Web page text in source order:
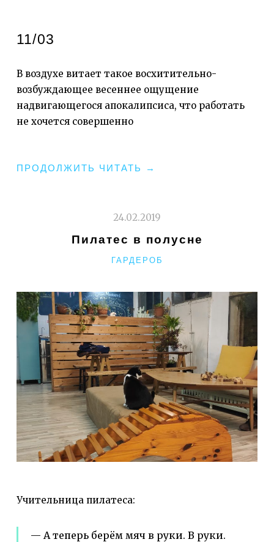
11/03
В воздухе витает такое восхитительно-
возбуждающее весеннее ощущение
надвигающегося апокалипсиса, что работать
не хочется совершенно
ПРОДОЛЖИТЬ ЧИТАТЬ
"В
→
24.02.2019
Пилатес в полусне
РУБРИКИ
ГАРДЕРОБ
Учительница пилатеса:
— А теперь берём мяч в руки. В руки.